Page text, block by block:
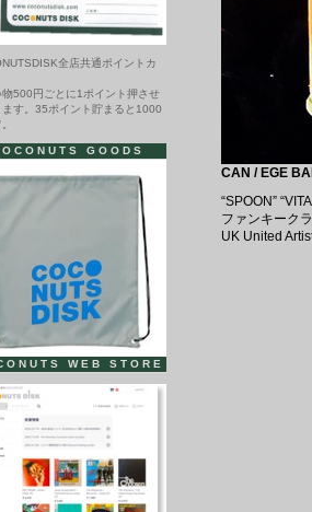
CAN / EGE
“SPOON”
ファンキーク
UK United
全店共通ポイントカ
物500円ごとに1ポイント押させ
ます。35ポイント貯まると1000
GOODS
WEB STORE